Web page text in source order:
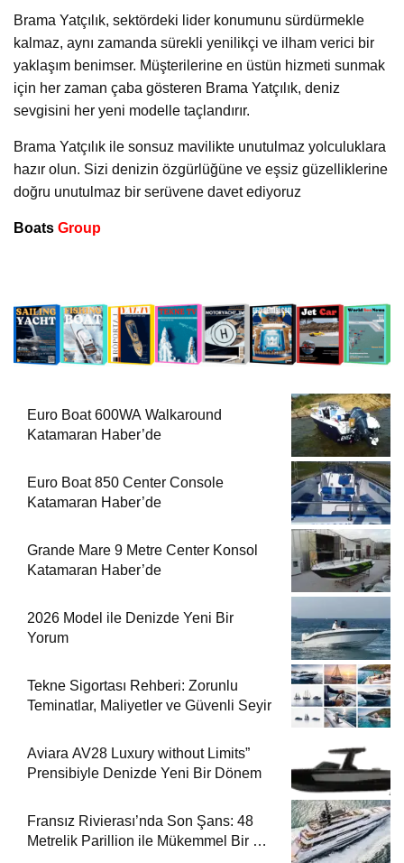
Brama Yatçılık, sektördeki lider konumunu sürdürmekle
kalmaz, aynı zamanda sürekli yenilikçi ve ilham verici bir
yaklaşım benimser. Müşterilerine en üstün hizmeti sunmak
için her zaman çaba gösteren Brama Yatçılık, deniz
sevgisini her yeni modelle taçlandırır.
Brama Yatçılık ile sonsuz mavilikte unutulmaz yolculuklara
hazır olun. Sizi denizin özgürlüğüne ve eşsiz güzelliklerine
doğru unutulmaz bir serüvene davet ediyoruz
Boats Group
Euro Boat 600WA Walkaround
Katamaran Haber’de
Euro Boat 850 Center Console
Katamaran Haber’de
Grande Mare 9 Metre Center Konsol
Katamaran Haber’de
2026 Model ile Denizde Yeni Bir
Yorum
Tekne Sigortası Rehberi: Zorunlu
Teminatlar, Maliyetler ve Güvenli Seyir
Aviara AV28 Luxury without Limits”
Prensibiyle Denizde Yeni Bir Dönem
Fransız Rivierası’nda Son Şans: 48
Metrelik Parillion ile Mükemmel Bir Yat